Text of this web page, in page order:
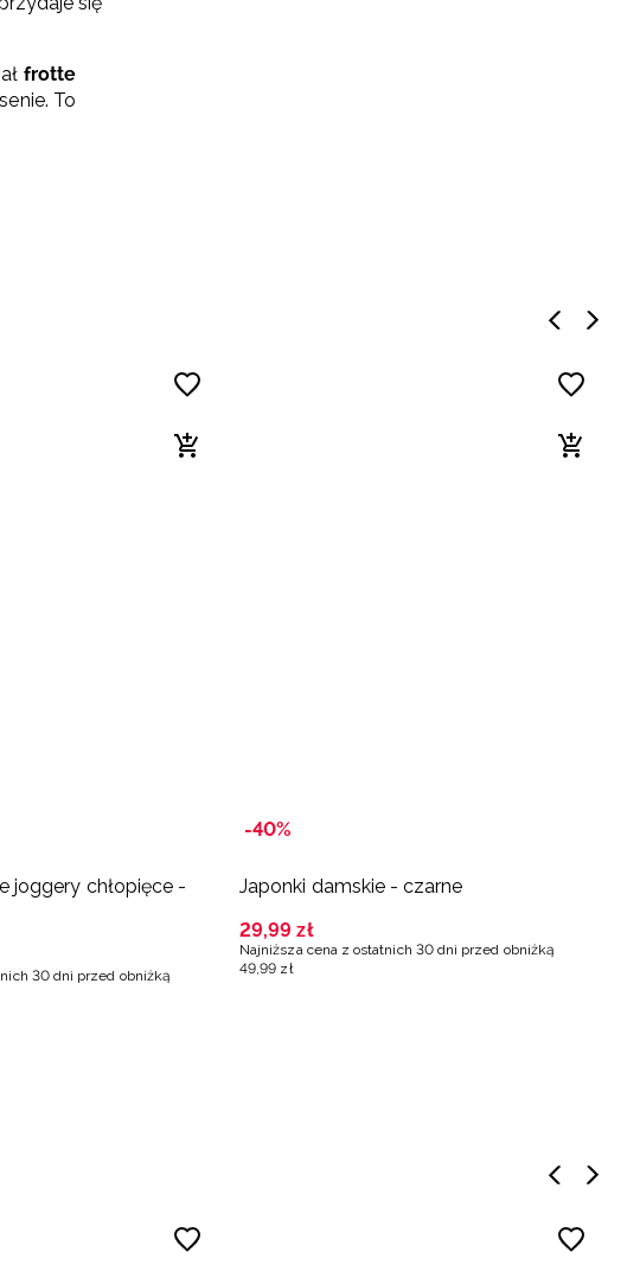
frotte
To
joggery chłopięce -
30 dni przed obniżką
-40%
Japonki damskie - czarne
29,99 zł
Najniższa cena z ostatnich 30 dni przed obniżką
49,99 zł